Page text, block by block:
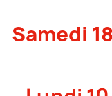
Samedi